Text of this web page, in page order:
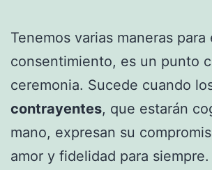
Tenemos varias maneras para
consentimiento, es un punto
ceremonia. Sucede cuando
contrayentes, que estarán
mano, expresan su
amor y fidelidad para